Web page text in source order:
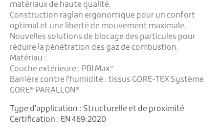
matériaux de haute qualité.
Construction raglan ergonomique pour un confort
optimal et une liberté de mouvement maximale.
Nouvelles solutions de blocage des particules pour
réduire la pénétration des gaz de combustion.
Matériau :
Couche extérieure : PBI Max™
Barrière contre l'humidité : tissus GORE-TEX Système
GORE® PARALLON®
Type d'application : Structurelle et de proximité
Certification : EN 469:2020